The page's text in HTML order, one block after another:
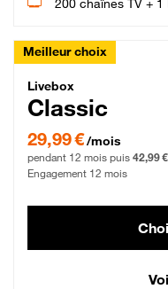
200 chaînes TV +
Meilleur choix
Livebox
Livebox
Classic
29,99 € par mois pendant
29,99 €/mois
pendant 12 mois puis 42,99
Engagement 12 mois